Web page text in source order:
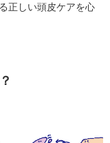
正しい頭皮ケアを心